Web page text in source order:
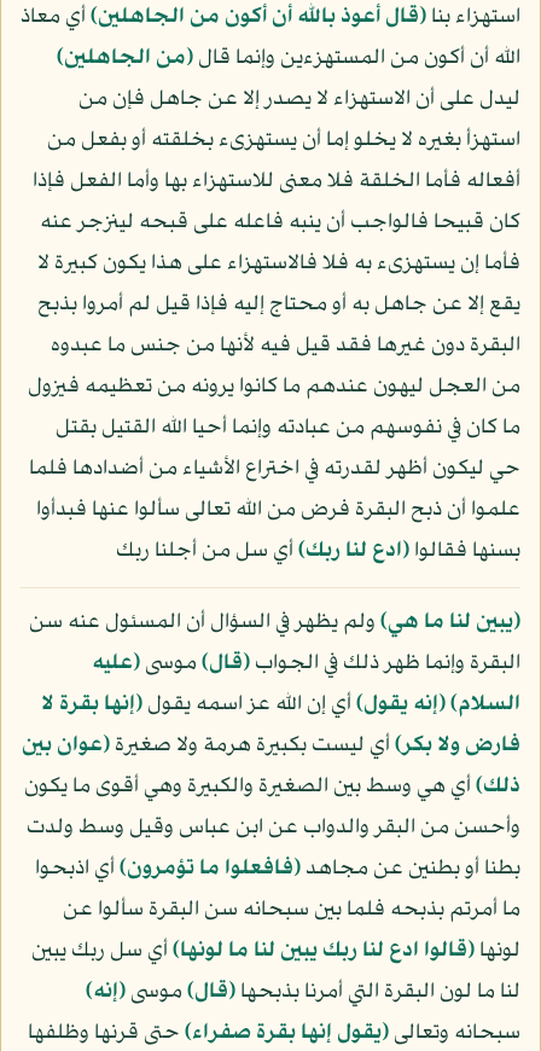
استهزاء بنا﴿قال أعوذ بالله أن أكون من الجاهلين﴾أي معاذ
الله أن أكون من المستهزءين وإنما قال﴿من الجاهلين﴾
ليدل على أن الاستهزاء لا يصدر إلا عن جاهل فإن من
استهزأ بغيره لا يخلو إما أن يستهزىء بخلقته أو بفعل من
أفعاله فأما الخلقة فلا معنى للاستهزاء بها وأما الفعل فإذا
كان قبيحا فالواجب أن ينبه فاعله على قبحه لينزجر عنه
فأما إن يستهزىء به فلا فالاستهزاء على هذا يكون كبيرة لا
يقع إلا عن جاهل به أو محتاج إليه فإذا قيل لم أمروا بذبح
البقرة دون غيرها فقد قيل فيه لأنها من جنس ما عبدوه
من العجل ليهون عندهم ما كانوا يرونه من تعظيمه فيزول
ما كان في نفوسهم من عبادته وإنما أحيا الله القتيل بقتل
حي ليكون أظهر لقدرته في اختراع الأشياء من أضدادها فلما
علموا أن ذبح البقرة فرض من الله تعالى سألوا عنها فبدأوا
بسنها فقالوا﴿ادع لنا ربك﴾أي سل من أجلنا ربك
﴿يبين لنا ما هي﴾ولم يظهر في السؤال أن المسئول عنه سن
البقرة وإنما ظهر ذلك في الجواب﴿قال﴾موسى(عليه
السلام)﴿إنه يقول﴾أي إن الله عز اسمه يقول﴿إنها بقرة لا
فارض ولا بكر﴾أي ليست بكبيرة هرمة ولا صغيرة﴿عوان بين
ذلك﴾أي هي وسط بين الصغيرة والكبيرة وهي أقوى ما يكون
وأحسن من البقر والدواب عن ابن عباس وقيل وسط ولدت
بطنا أو بطنين عن مجاهد﴿فافعلوا ما تؤمرون﴾أي اذبحوا
ما أمرتم بذبحه فلما بين سبحانه سن البقرة سألوا عن
لونها﴿قالوا ادع لنا ربك يبين لنا ما لونها﴾أي سل ربك يبين
لنا ما لون البقرة التي أمرنا بذبحها﴿قال﴾موسى﴿إنه﴾
سبحانه وتعالى﴿يقول إنها بقرة صفراء﴾حتى قرنها وظلفها